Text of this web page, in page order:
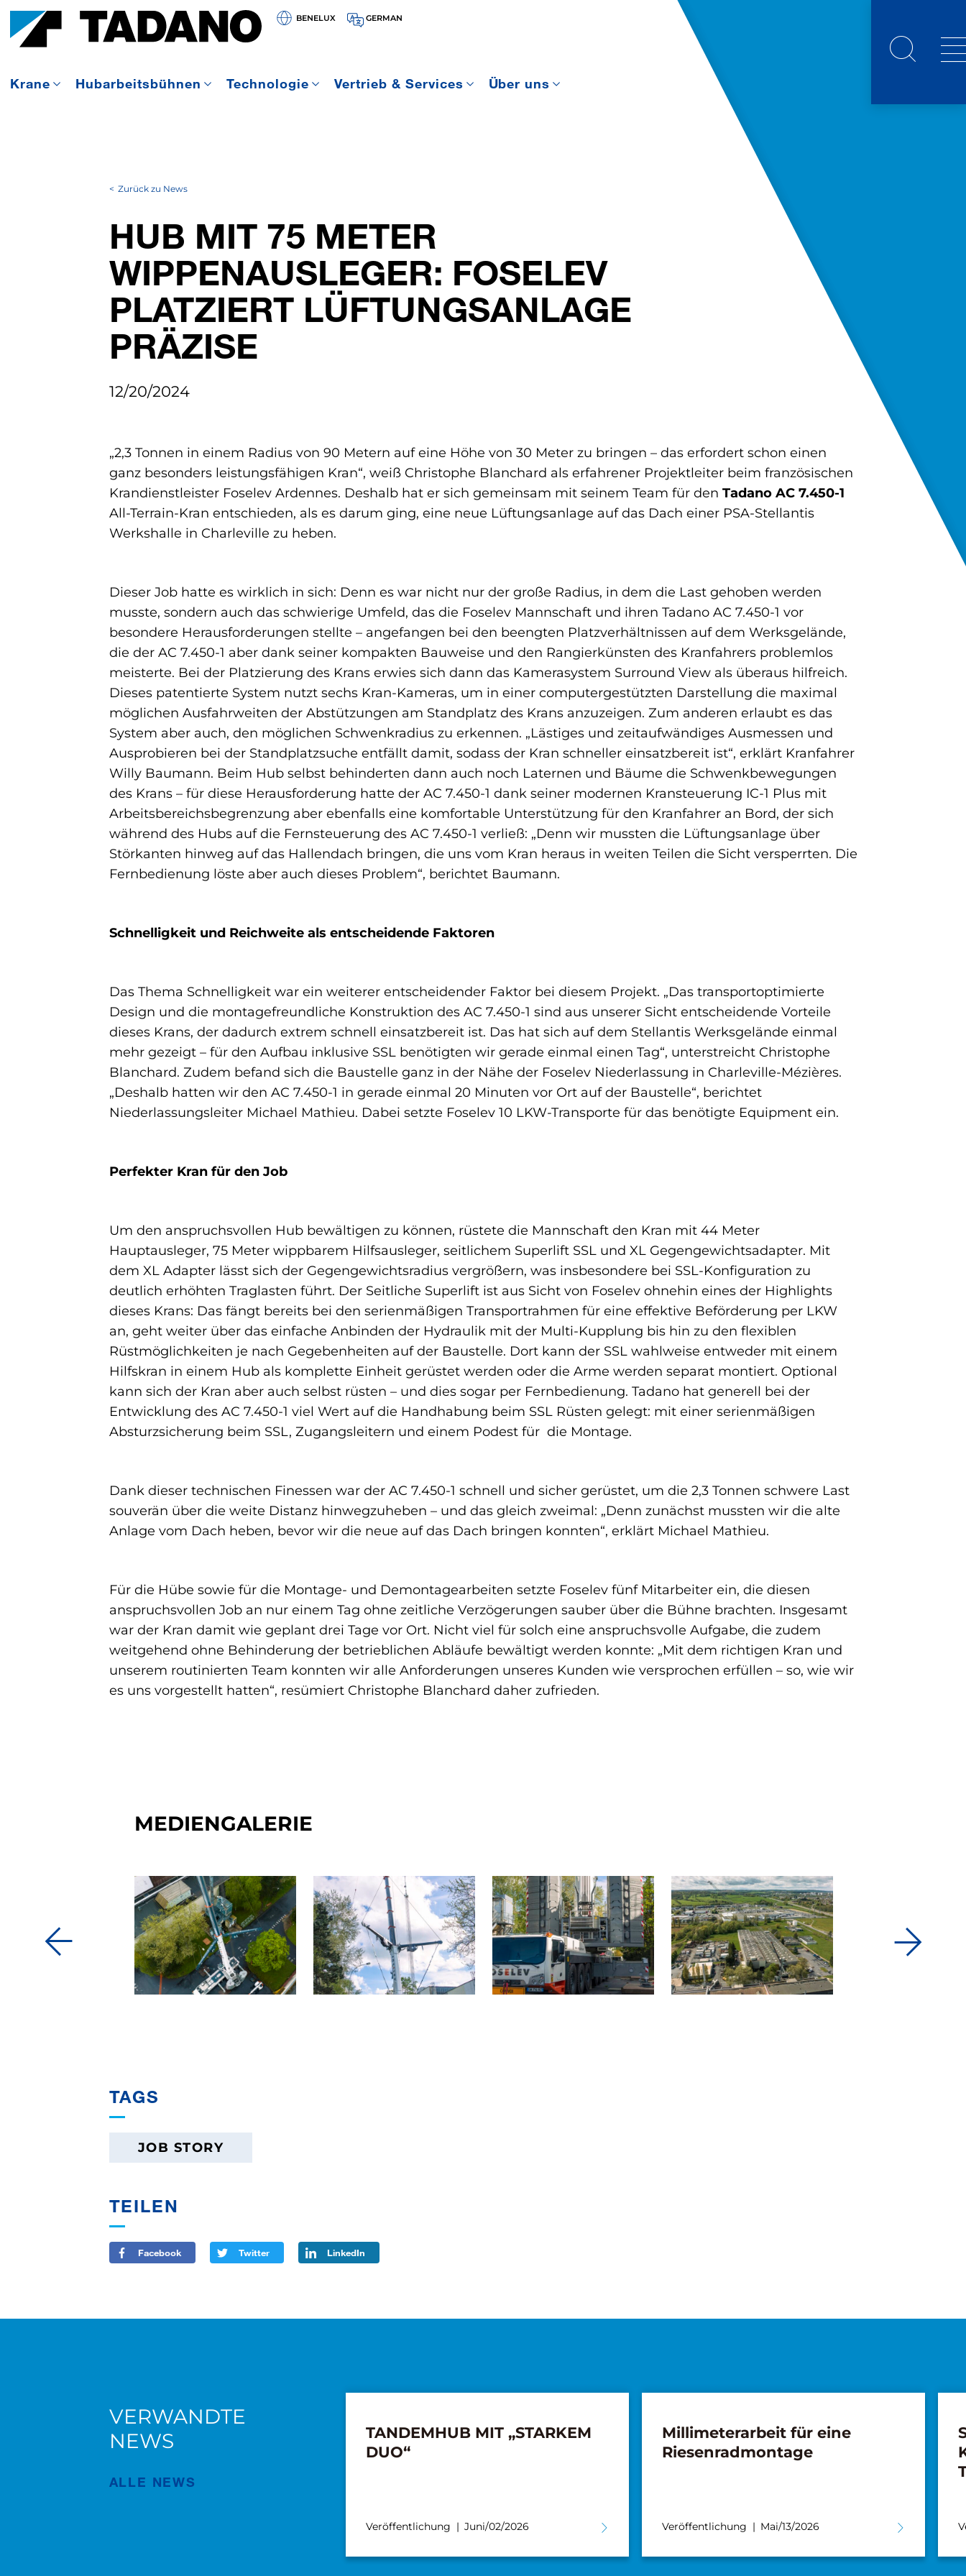
BENELUX GERMAN
Krane Hubarbeitsbühnen Technologie Vertrieb & Services Über uns
Zurück zu News
HUB MIT 75 METER
WIPPENAUSLEGER: FOSELEV
PLATZIERT LÜFTUNGSANLAGE
PRÄZISE
12/20/2024
„2,3 Tonnen in einem Radius von 90 Metern auf eine Höhe von 30 Meter zu bringen – das erfordert schon einen
ganz besonders leistungsfähigen Kran“, weiß Christophe Blanchard als erfahrener Projektleiter beim französischen
Krandienstleister Foselev Ardennes. Deshalb hat er sich gemeinsam mit seinem Team für den Tadano AC 7.450-1
All-Terrain-Kran entschieden, als es darum ging, eine neue Lüftungsanlage auf das Dach einer PSA-Stellantis
Werkshalle in Charleville zu heben.
Dieser Job hatte es wirklich in sich: Denn es war nicht nur der große Radius, in dem die Last gehoben werden
musste, sondern auch das schwierige Umfeld, das die Foselev Mannschaft und ihren Tadano AC 7.450-1 vor
besondere Herausforderungen stellte – angefangen bei den beengten Platzverhältnissen auf dem Werksgelände,
die der AC 7.450-1 aber dank seiner kompakten Bauweise und den Rangierkünsten des Kranfahrers problemlos
meisterte. Bei der Platzierung des Krans erwies sich dann das Kamerasystem Surround View als überaus hilfreich.
Dieses patentierte System nutzt sechs Kran-Kameras, um in einer computergestützten Darstellung die maximal
möglichen Ausfahrweiten der Abstützungen am Standplatz des Krans anzuzeigen. Zum anderen erlaubt es das
System aber auch, den möglichen Schwenkradius zu erkennen. „Lästiges und zeitaufwändiges Ausmessen und
Ausprobieren bei der Standplatzsuche entfällt damit, sodass der Kran schneller einsatzbereit ist“, erklärt Kranfahrer
Willy Baumann. Beim Hub selbst behinderten dann auch noch Laternen und Bäume die Schwenkbewegungen
des Krans – für diese Herausforderung hatte der AC 7.450-1 dank seiner modernen Kransteuerung IC-1 Plus mit
Arbeitsbereichsbegrenzung aber ebenfalls eine komfortable Unterstützung für den Kranfahrer an Bord, der sich
während des Hubs auf die Fernsteuerung des AC 7.450-1 verließ: „Denn wir mussten die Lüftungsanlage über
Störkanten hinweg auf das Hallendach bringen, die uns vom Kran heraus in weiten Teilen die Sicht versperrten. Die
Fernbedienung löste aber auch dieses Problem“, berichtet Baumann.
Schnelligkeit und Reichweite als entscheidende Faktoren
Das Thema Schnelligkeit war ein weiterer entscheidender Faktor bei diesem Projekt. „Das transportoptimierte
Design und die montagefreundliche Konstruktion des AC 7.450-1 sind aus unserer Sicht entscheidende Vorteile
dieses Krans, der dadurch extrem schnell einsatzbereit ist. Das hat sich auf dem Stellantis Werksgelände einmal
mehr gezeigt – für den Aufbau inklusive SSL benötigten wir gerade einmal einen Tag“, unterstreicht Christophe
Blanchard. Zudem befand sich die Baustelle ganz in der Nähe der Foselev Niederlassung in Charleville-Mézières.
„Deshalb hatten wir den AC 7.450-1 in gerade einmal 20 Minuten vor Ort auf der Baustelle“, berichtet
Niederlassungsleiter Michael Mathieu. Dabei setzte Foselev 10 LKW-Transporte für das benötigte Equipment ein.
Perfekter Kran für den Job
Um den anspruchsvollen Hub bewältigen zu können, rüstete die Mannschaft den Kran mit 44 Meter
Hauptausleger, 75 Meter wippbarem Hilfsausleger, seitlichem Superlift SSL und XL Gegengewichtsadapter. Mit
dem XL Adapter lässt sich der Gegengewichtsradius vergrößern, was insbesondere bei SSL-Konfiguration zu
deutlich erhöhten Traglasten führt. Der Seitliche Superlift ist aus Sicht von Foselev ohnehin eines der Highlights
dieses Krans: Das fängt bereits bei den serienmäßigen Transportrahmen für eine effektive Beförderung per LKW
an, geht weiter über das einfache Anbinden der Hydraulik mit der Multi-Kupplung bis hin zu den flexiblen
Rüstmöglichkeiten je nach Gegebenheiten auf der Baustelle. Dort kann der SSL wahlweise entweder mit einem
Hilfskran in einem Hub als komplette Einheit gerüstet werden oder die Arme werden separat montiert. Optional
kann sich der Kran aber auch selbst rüsten – und dies sogar per Fernbedienung. Tadano hat generell bei der
Entwicklung des AC 7.450-1 viel Wert auf die Handhabung beim SSL Rüsten gelegt: mit einer serienmäßigen
Absturzsicherung beim SSL, Zugangsleitern und einem Podest für die Montage.
Dank dieser technischen Finessen war der AC 7.450-1 schnell und sicher gerüstet, um die 2,3 Tonnen schwere Last
souverän über die weite Distanz hinwegzuheben – und das gleich zweimal: „Denn zunächst mussten wir die alte
Anlage vom Dach heben, bevor wir die neue auf das Dach bringen konnten“, erklärt Michael Mathieu.
Für die Hübe sowie für die Montage- und Demontagearbeiten setzte Foselev fünf Mitarbeiter ein, die diesen
anspruchsvollen Job an nur einem Tag ohne zeitliche Verzögerungen sauber über die Bühne brachten. Insgesamt
war der Kran damit wie geplant drei Tage vor Ort. Nicht viel für solch eine anspruchsvolle Aufgabe, die zudem
weitgehend ohne Behinderung der betrieblichen Abläufe bewältigt werden konnte: „Mit dem richtigen Kran und
unserem routinierten Team konnten wir alle Anforderungen unseres Kunden wie versprochen erfüllen – so, wie wir
es uns vorgestellt hatten“, resümiert Christophe Blanchard daher zufrieden.
MEDIENGALERIE
TAGS
JOB STORY
TEILEN
Facebook Twitter LinkedIn
VERWANDTE
NEWS
ALLE NEWS
AC 7.450-1 in Brügge
TANDEMHUB MIT „STARKEM
DUO“
Veröffentlichung Juni/02/2026
Millimeterarbeit für eine
Riesenradmontage
Veröffentlichung Mai/13/2026